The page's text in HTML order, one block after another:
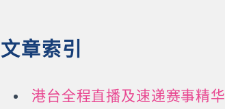
文章索引
港台全程直播及速递赛事精华